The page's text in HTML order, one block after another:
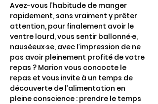
Avez-vous l’habitude de manger
rapidement, sans vraiment y prêter
attention, pour finalement avoir le
ventre lourd, vous sentir ballonné·e,
nauséeux·se, avec l’impression de ne
pas avoir pleinement profité de votre
repas ? Marion vous concocte le
repas et vous invite à un temps de
découverte de l’alimentation en
pleine conscience : prendre le temps